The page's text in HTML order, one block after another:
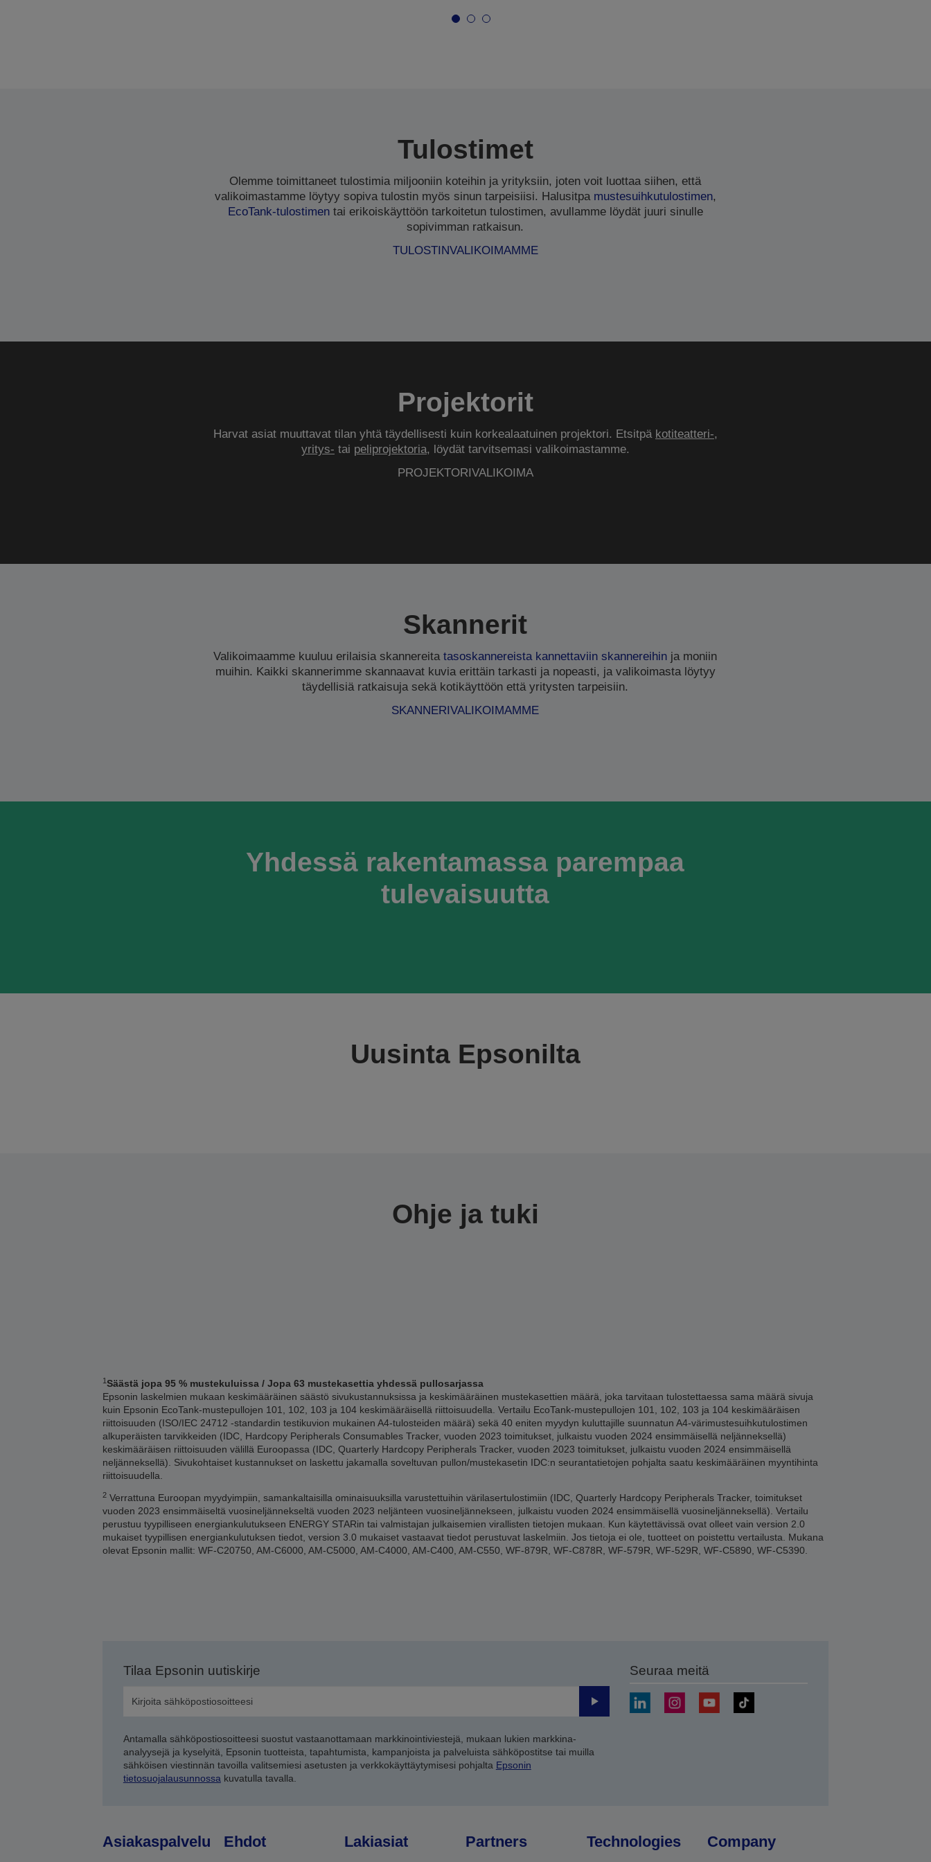
Tulostimet
Olemme toimittaneet tulostimia miljooniin koteihin ja yrityksiin, joten voit luottaa siihen, että
valikoimastamme löytyy sopiva tulostin myös sinun tarpeisiisi. Halusitpa mustesuihkutulostimen,
EcoTank-tulostimentai erikoiskäyttöön tarkoitetun tulostimen, avullamme löydät juuri sinulle
sopivimman ratkaisun.
TULOSTINVALIKOIMAMME
Projektorit
Harvat asiat muuttavat tilan yhtä täydellisesti kuin korkealaatuinen projektori. Etsitpä kotiteatteri-,
yritys- tai peliprojektoria, löydät tarvitsemasi valikoimastamme.
PROJEKTORIVALIKOIMA
Skannerit
Valikoimaamme kuuluu erilaisia skannereitatasoskannereista kannettaviin skannereihin ja moniin
muihin. Kaikki skannerimme skannaavat kuvia erittäin tarkasti ja nopeasti, ja valikoimasta löytyy
täydellisiä ratkaisuja sekä kotikäyttöön että yritysten tarpeisiin.
SKANNERIVALIKOIMAMME
Yhdessä rakentamassa parempaa
tulevaisuutta
Uusinta Epsonilta
Ohje ja tuki
1Säästä jopa 95 % mustekuluissa / Jopa 63 mustekasettia yhdessä pullosarjassa
Epsonin laskelmien mukaan keskimääräinen säästö sivukustannuksissa ja keskimääräinen mustekasettien määrä, joka tarvitaan tulostettaessa sama määrä sivuja
kuin Epsonin EcoTank-mustepullojen 101, 102, 103 ja 104 keskimääräisellä riittoisuudella. Vertailu EcoTank-mustepullojen 101, 102, 103 ja 104 keskimääräisen
riittoisuuden (ISO/IEC 24712 -standardin testikuvion mukainen A4-tulosteiden määrä) sekä 40 eniten myydyn kuluttajille suunnatun A4-värimustesuihkutulostimen
alkuperäisten tarvikkeiden (IDC, Hardcopy Peripherals Consumables Tracker, vuoden 2023 toimitukset, julkaistu vuoden 2024 ensimmäisellä neljänneksellä)
keskimääräisen riittoisuuden välillä Euroopassa (IDC, Quarterly Hardcopy Peripherals Tracker, vuoden 2023 toimitukset, julkaistu vuoden 2024 ensimmäisellä
neljänneksellä). Sivukohtaiset kustannukset on laskettu jakamalla soveltuvan pullon/mustekasetin IDC:n seurantatietojen pohjalta saatu keskimääräinen myyntihinta
riittoisuudella.
2Verrattuna Euroopan myydyimpiin, samankaltaisilla ominaisuuksilla varustettuihin värilasertulostimiin (IDC, Quarterly Hardcopy Peripherals Tracker, toimitukset
vuoden 2023 ensimmäiseltä vuosineljännekseltä vuoden 2023 neljänteen vuosineljännekseen, julkaistu vuoden 2024 ensimmäisellä vuosineljänneksellä). Vertailu
perustuu tyypilliseen energiankulutukseen ENERGY STARin tai valmistajan julkaisemien virallisten tietojen mukaan. Kun käytettävissä ovat olleet vain version 2.0
mukaiset tyypillisen energiankulutuksen tiedot, version 3.0 mukaiset vastaavat tiedot perustuvat laskelmiin. Jos tietoja ei ole, tuotteet on poistettu vertailusta. Mukana
olevat Epsonin mallit: WF-C20750, AM-C6000, AM-C5000, AM-C4000, AM-C400, AM-C550, WF-879R, WF-C878R, WF-579R, WF-529R, WF-C5890, WF-C5390.
Tilaa Epsonin uutiskirje
Lähetä
Antamalla sähköpostiosoitteesi suostut vastaanottamaan markkinointiviestejä, mukaan lukien markkina-
analyysejä ja kyselyitä, Epsonin tuotteista, tapahtumista, kampanjoista ja palveluista sähköpostitse tai muilla
sähköisen viestinnän tavoilla valitsemiesi asetusten ja verkkokäyttäytymisesi pohjalta Epsonin
tietosuojalausunnossa kuvatulla tavalla.
Seuraa meitä
Asiakaspalvelu Ehdot Lakiasiat Partners Technologies Company